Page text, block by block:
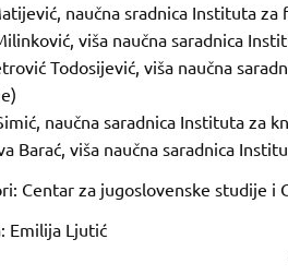
naučna sradnica Instituta
viša naučna saradnica
Todosijević, viša naučna
naučna saradnica Instituta za
Barać, viša naučna saradnica
Centar za jugoslovenske studije i
Emilija Ljutić